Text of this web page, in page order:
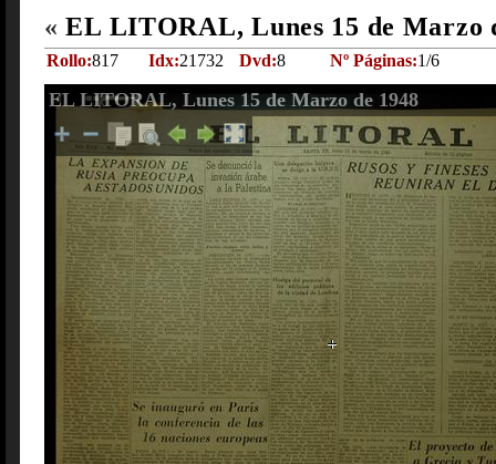
« EL LITORAL, Lunes 15 de Marzo
Rollo:817 Idx:21732 Dvd:8 Nº Páginas:1/6
EL LITORAL, Lunes 15 de Marzo de 1948